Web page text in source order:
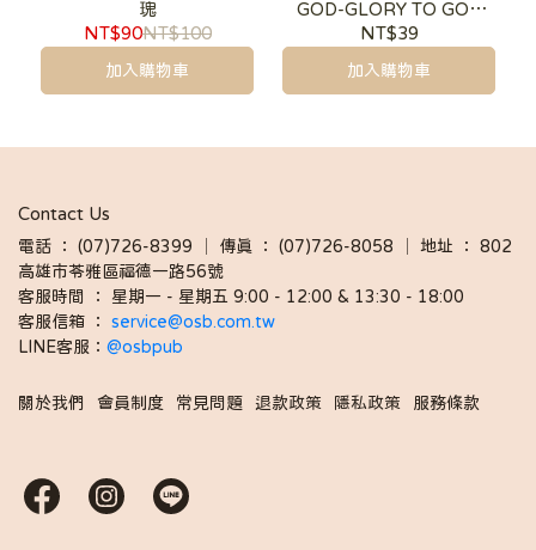
瑰
NT$90NT$100
加入購物車
GOD-GLORY TO GOD
.OUR GOD
NT$39
加入購物車
Contact Us
電話 ： (07)726-8399 │ 傳真 ： (07)726-8058 │ 地址 ： 802
高雄市苓雅區福德一路56號
客服時間 ： 星期一 - 星期五 9:00 - 12:00 & 13:30 - 18:00
客服信箱 ： service@osb.com.tw
LINE客服： @osbpub
關於我們 會員制度 常見問題 退款政策 隱私政策 服務條款